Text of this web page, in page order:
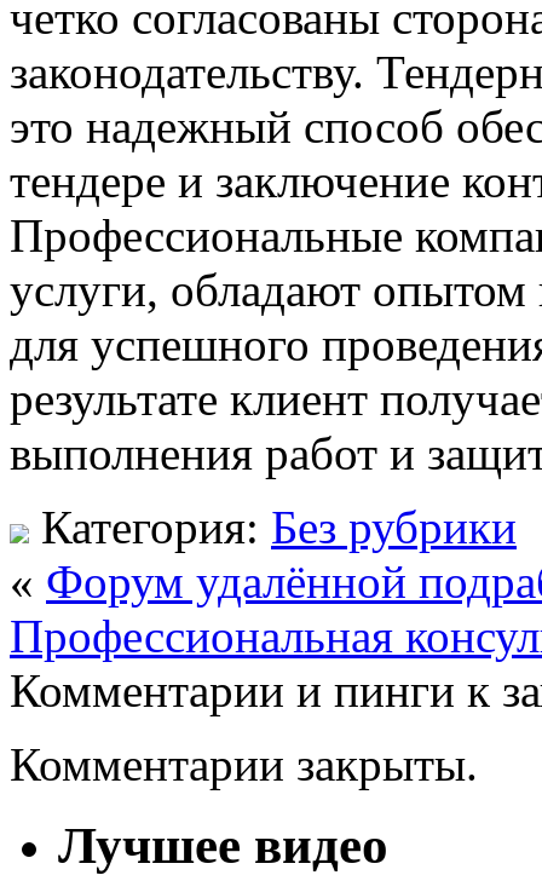
четко согласованы
законодательству.
это надежный способ
тендере и заключение
Профессиональные
услуги, обладают
для успешного
результате клиент
выполнения работ и
Категория: Без рубрики
« Форум удалённой
Профессиональная
Комментарии и пинги к
Комментарии закрыты.
Лучшее видео